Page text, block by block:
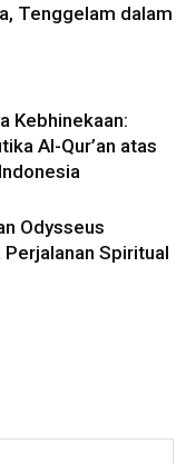
Tenggelam dalam
Kebhinekaan:
Al-Qur’an atas
Odysseus
Spiritual